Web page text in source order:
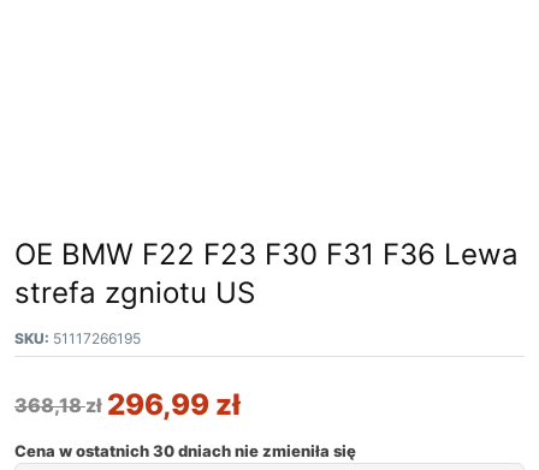
OE BMW F22 F23 F30 F31 F36 Lewa
strefa zgniotu US
SKU: 51117266195
368,18zł 296,99 zł
Cena w ostatnich 30 dniach nie zmieniła się